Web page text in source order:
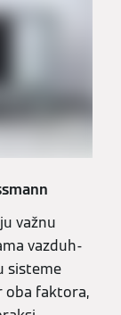
važnu
vazduh-
sisteme
oba faktora,